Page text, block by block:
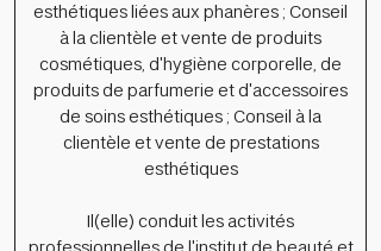
esthétiques liées aux phanères ; Conseil
à la clientèle et vente de produits
cosmétiques, d'hygiène corporelle, de
produits de parfumerie et d'accessoires
de soins esthétiques ; Conseil à la
clientèle et vente de prestations
esthétiques
Il(elle) conduit les activités